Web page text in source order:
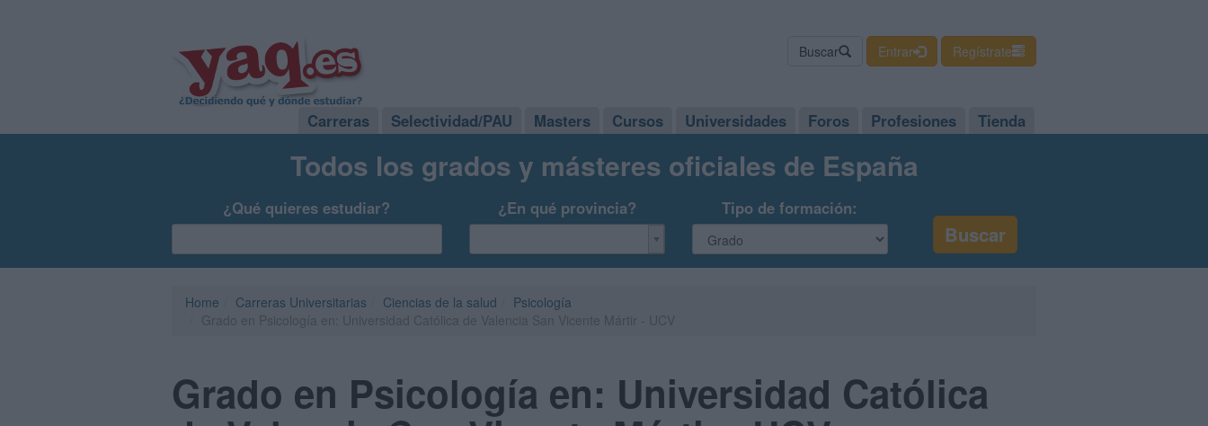
Buscar Entrar Regístrate
Carreras Selectividad/PAU Masters Cursos Universidades Foros Profesiones Tienda
Todos los grados y másteres oficiales de España
¿Qué quieres estudiar? ¿En qué provincia? Tipo de formación:
Home Carreras Universitarias Ciencias de la salud
Psicología
Grado en Psicología en: Universidad Católica